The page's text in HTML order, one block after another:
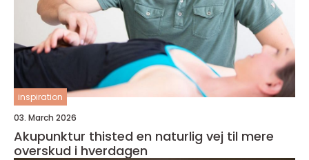
inspiration
03. March 2026
Akupunktur thisted en naturlig vej til mere
overskud i hverdagen